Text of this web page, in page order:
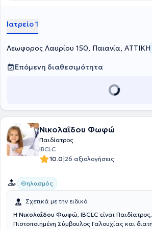
Γναθοπροσωπικής Χειρουργικής του
Ιατρικής του Αριστοτελείου Πανεπιστημίου
απόφοιτος του Μεταπτυχιακού Προγράμματος
Βιομηχανική Φαρμακολογία» του ίδιου
ολοκλήρωσε την Ειδικότητα της
Χειρουργικής Κεφαλής και Τραχήλου στην Α’
Ωτορινολαρυγγολογική Κλινική του Εθνικού
"Ιπποκράτειο". Τέλος, η ιατρός φροντίζει
Ιατρείο 1
Λεωφορος Λαυρίου 150, Παιανία, ΑΤΤΙΚΗ
Επόμενη διαθεσιμότητα
Νικολαΐδου Φωφώ
Παιδίατρος
IBCLC
10.0|26 αξιολογήσεις
Θηλασμός
Σχετικά με την ειδικό
Η Νικολαΐδου Φωφώ, IBCLC είναι
Πιστοποιημένη Σύμβουλος Γαλουχίας και